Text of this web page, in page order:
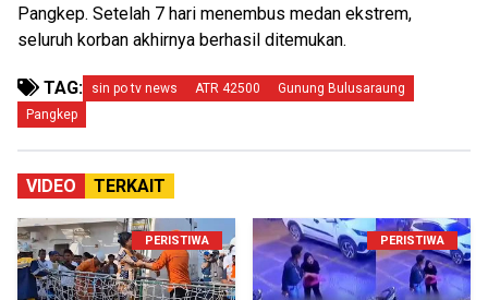
Pangkep. Setelah 7 hari menembus medan ekstrem,
seluruh korban akhirnya berhasil ditemukan.
TAG: sin po tv news ATR 42500
Gunung Bulusaraung
Pangkep
VIDEO TERKAIT
PERISTIWA PERISTIWA